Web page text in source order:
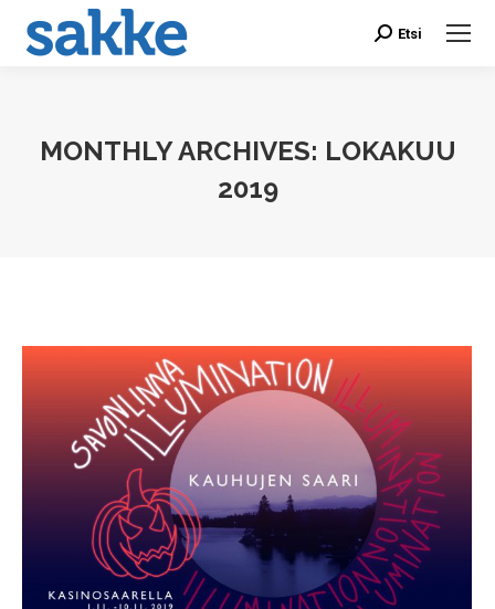
Search:
Etsi
MONTHLY ARCHIVES: LOKAKUU
2019